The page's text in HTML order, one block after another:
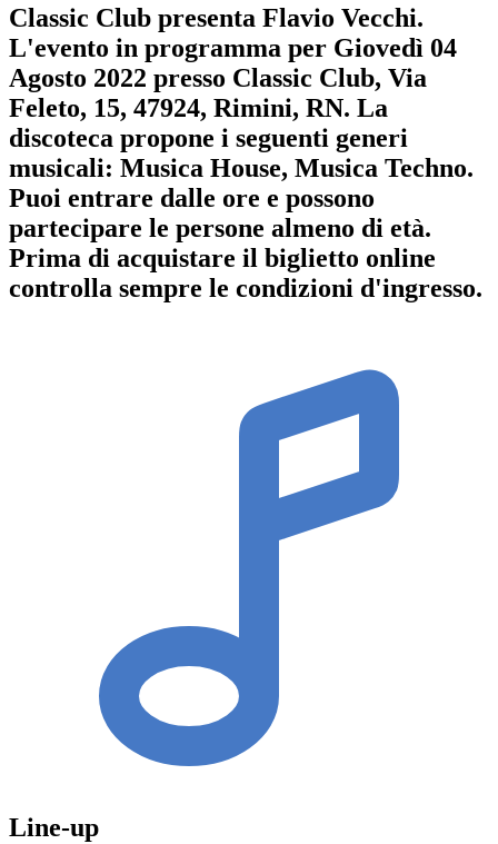
Classic Club presenta Flavio Vecchi.
L'evento in programma per Giovedì 04
Agosto 2022 presso Classic Club, Via
Feleto, 15, 47924, Rimini, RN. La
discoteca propone i seguenti generi
musicali: Musica House, Musica Techno.
Puoi entrare dalle ore e possono
partecipare le persone almeno di età.
Prima di acquistare il biglietto online
controlla sempre le condizioni d'ingresso.
Line-up